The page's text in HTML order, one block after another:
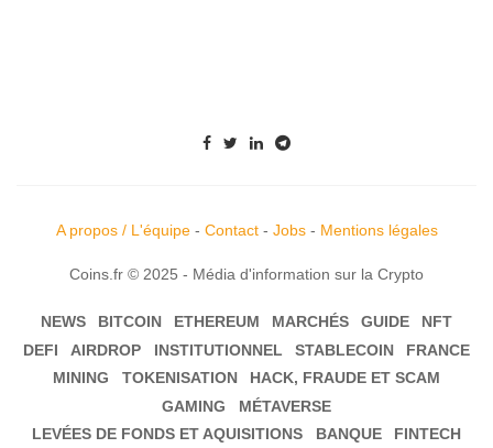
A propos / L'équipe- Contact- Jobs- Mentions légales
Coins.fr © 2025 - Média d'information sur la Crypto
NEWS BITCOIN ETHEREUM MARCHÉS GUIDE
NFT
DEFI
AIRDROP INSTITUTIONNEL STABLECOIN
FRANCE
MINING
TOKENISATION
HACK, FRAUDE ET SCAM
GAMING
MÉTAVERSE
LEVÉES DE FONDS ET AQUISITIONS
BANQUE FINTECH